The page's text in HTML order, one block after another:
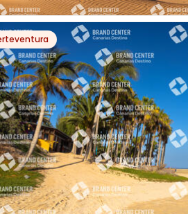
PH64747
DE FAMARA